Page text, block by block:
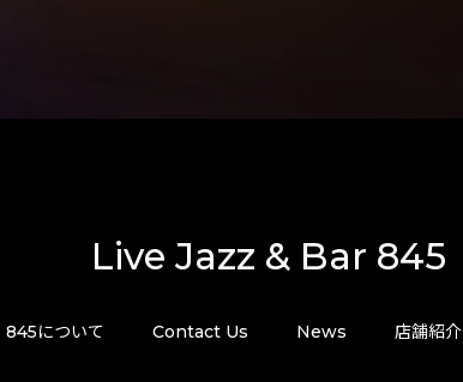
Live Jazz & Bar 845
845について Contact Us News 店舗紹介